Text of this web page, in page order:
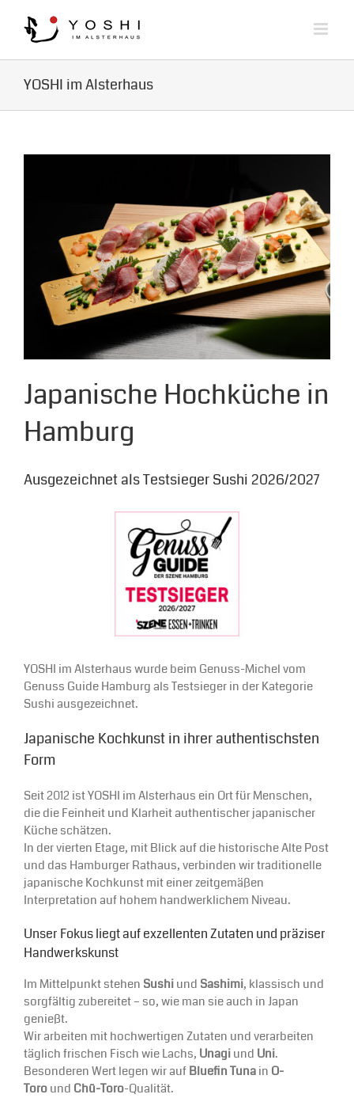
Inhalt
springen
YOSHI im Alsterhaus
Japanische Hochküche in
Hamburg
Ausgezeichnet als Testsieger Sushi 2026/2027
YOSHI im Alsterhaus wurde beim Genuss-Michel vom
Genuss Guide Hamburg als Testsieger in der Kategorie
Sushi ausgezeichnet.
Japanische Kochkunst in ihrer authentischsten
Form
Seit 2012 ist YOSHI im Alsterhaus ein Ort für Menschen,
die die Feinheit und Klarheit authentischer japanischer
Küche schätzen.
In der vierten Etage, mit Blick auf die historische Alte Post
und das Hamburger Rathaus, verbinden wir traditionelle
japanische Kochkunst mit einer zeitgemäßen
Interpretation auf hohem handwerklichem Niveau.
Unser Fokus liegt auf exzellenten Zutaten und präziser
Handwerkskunst
Im Mittelpunkt stehen Sushiund Sashimi, klassisch und
sorgfältig zubereitet – so, wie man sie auch in Japan
genießt.
Wir arbeiten mit hochwertigen Zutaten und verarbeiten
täglich frischen Fisch wie Lachs, Unagiund Uni.
Besonderen Wert legen wir aufBluefin Tunain O-
Toround Chū-Toro-Qualität.